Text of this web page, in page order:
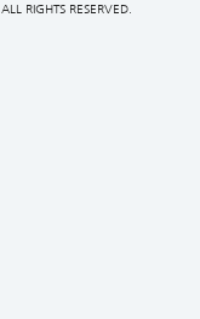
ALL RIGHTS RESERVED.